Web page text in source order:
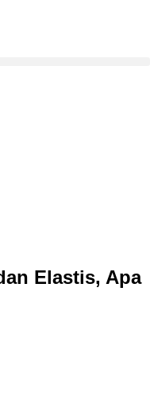
Elastis, Apa